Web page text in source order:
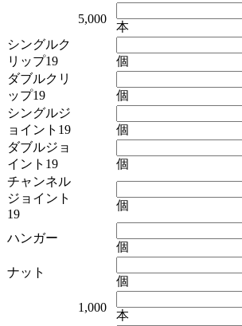
5,000
本
シングルク
リップ19
個
ダブルクリ
ップ19
個
シングルジ
ョイント19
個
ダブルジョ
イント19
個
チャンネル
ジョイント
19
個
ハンガー
個
ナット
個
1,000
本